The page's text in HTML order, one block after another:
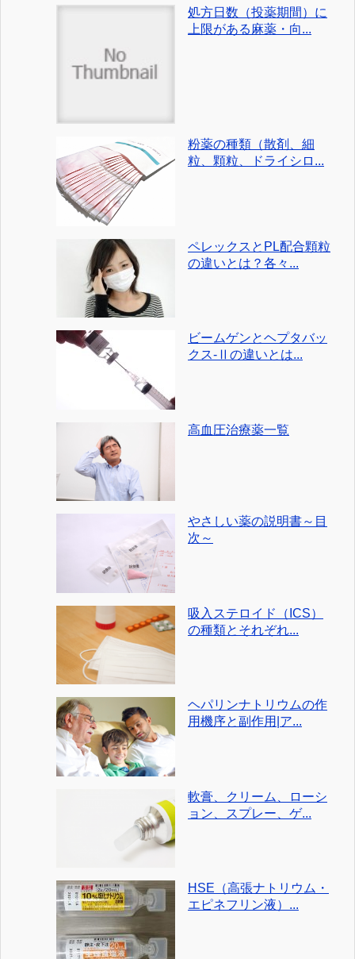
処方日数（投薬期間）に
上限がある麻薬・向...
粉薬の種類（散剤、細
粒、顆粒、ドライシロ...
ペレックスとPL配合顆粒
の違いとは？各々...
ビームゲンとヘプタバッ
クス-Ⅱの違いとは...
高血圧治療薬一覧
やさしい薬の説明書～目
次～
吸入ステロイド（ICS）
の種類とそれぞれ...
ヘパリンナトリウムの作
用機序と副作用|ア...
軟膏、クリーム、ローシ
ョン、スプレー、ゲ...
HSE（高張ナトリウム・
エピネフリン液）...